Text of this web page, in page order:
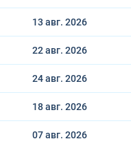
13 авг. 2026
22 авг. 2026
24 авг. 2026
18 авг. 2026
07 авг. 2026